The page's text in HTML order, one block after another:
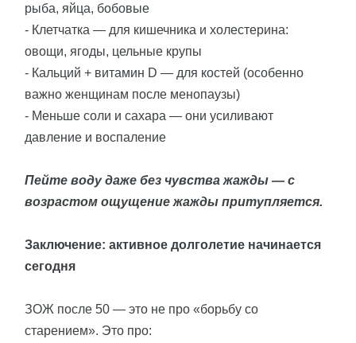
рыба, яйца, бобовые
- Клетчатка — для кишечника и холестерина:
овощи, ягоды, цельные крупы
- Кальций + витамин D — для костей (особенно
важно женщинам после менопаузы)
- Меньше соли и сахара — они усиливают
давление и воспаление
Пейте воду даже без чувства жажды — с
возрастом ощущение жажды притупляется.
Заключение: активное долголетие начинается
сегодня
ЗОЖ после 50 — это не про «борьбу со
старением». Это про: